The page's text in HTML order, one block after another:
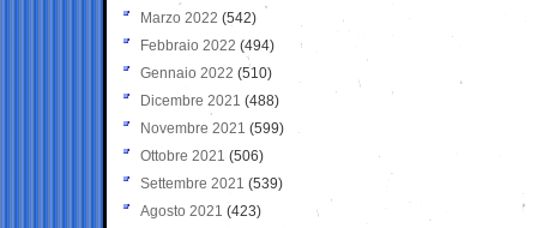
Marzo 2022 (542)
Febbraio 2022 (494)
Gennaio 2022 (510)
Dicembre 2021 (488)
Novembre 2021 (599)
Ottobre 2021 (506)
Settembre 2021 (539)
Agosto 2021 (423)